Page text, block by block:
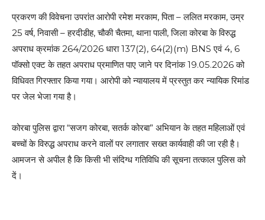
प्रकरण की विवेचना उपरांत आरोपी रमेश मरकाम, पिता – ललित मरकाम, उम्र
25 वर्ष, निवासी – हरदीडीह, चौकी चैतमा, थाना पाली, जिला कोरबा के विरुद्ध
अपराध क्रमांक 264/2026 धारा 137(2), 64(2)(m) BNS एवं 4, 6
पॉक्सो एक्ट के तहत अपराध प्रमाणित पाए जाने पर दिनांक 19.05.2026 को
विधिवत गिरफ्तार किया गया। आरोपी को न्यायालय में प्रस्तुत कर न्यायिक रिमांड
पर जेल भेजा गया है।
कोरबा पुलिस द्वारा “सजग कोरबा, सतर्क कोरबा” अभियान के तहत महिलाओं एवं
बच्चों के विरुद्ध अपराध करने वालों पर लगातार सख्त कार्यवाही की जा रही है।
आमजन से अपील है कि किसी भी संदिग्ध गतिविधि की सूचना तत्काल पुलिस को
दें।